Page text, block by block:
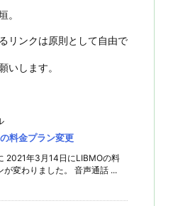
。
リンクは原則として自由で
いします。
料金プラン変更
2021年3月14日にLIBMOの料
が変わりました。 音声通話 ...